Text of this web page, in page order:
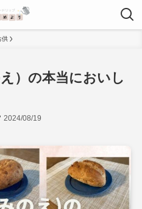
供
）の本当においし
2024/08/19